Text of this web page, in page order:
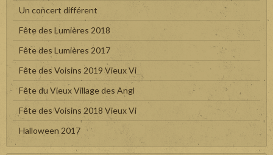
Un concert différent
Fête des Lumières 2018
Fête des Lumières 2017
Fête des Voisins 2019 Vieux Vi
Fête du Vieux Village des Angl
Fête des Voisins 2018 Vieux Vi
Halloween 2017